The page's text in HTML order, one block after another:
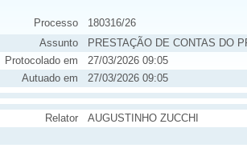
Processo
180316/26
Assunto
PRESTAÇÃO DE CONTAS DO
Protocolado em
27/03/2026 09:05
Autuado em
27/03/2026 09:05
Relator AUGUSTINHO ZUCCHI